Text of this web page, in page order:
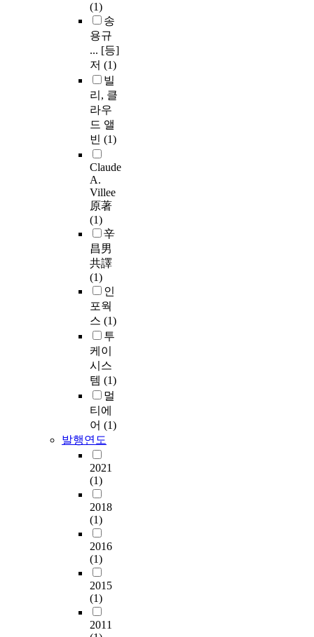
(1)
송
용규
... [등]
저 (1)
빌
리, 클
라우
드 앨
빈 (1)
Claude
A.
Villee
原著
(1)
辛
昌男
共譯
(1)
인
포웍
스 (1)
투
케이
시스
템 (1)
멀
티에
어 (1)
발행연도
2021
(1)
2018
(1)
2016
(1)
2015
(1)
2011